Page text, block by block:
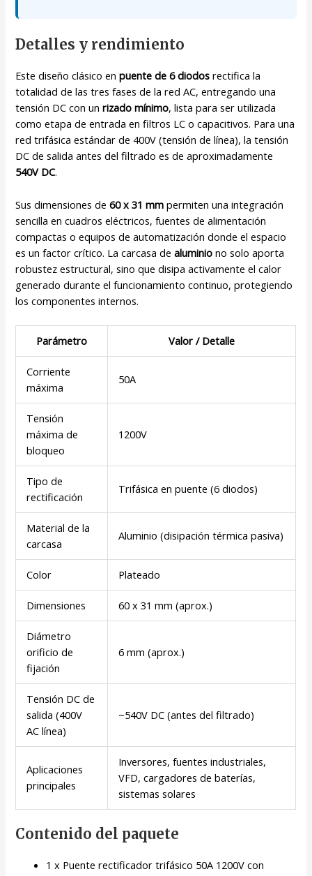
Detalles y rendimiento
Este diseño clásico enpuente de 6 diodos rectifica la
totalidad de las tres fases de la red AC, entregando una
tensión DC con unrizado mínimo, lista para ser utilizada
como etapa de entrada en filtros LC o capacitivos. Para una
red trifásica estándar de 400V (tensión de línea), la tensión
DC de salida antes del filtrado es de aproximadamente
540V DC.
Sus dimensiones de60 x 31 mm permiten una integración
sencilla en cuadros eléctricos, fuentes de alimentación
compactas o equipos de automatización donde el espacio
es un factor crítico. La carcasa dealuminio no solo aporta
robustez estructural, sino que disipa activamente el calor
generado durante el funcionamiento continuo, protegiendo
los componentes internos.
Parámetro Valor / Detalle
Corriente
máxima
50A
Tensión
máxima de
bloqueo
1200V
Tipo de
rectificación
Trifásica en puente (6 diodos)
Material de la
carcasa
Aluminio (disipación térmica pasiva)
Color Plateado
Dimensiones 60 x 31 mm (aprox.)
Diámetro
orificio de
fijación
6 mm (aprox.)
Tensión DC de
salida (400V
AC línea)
~540V DC (antes del filtrado)
Aplicaciones
principales
Inversores, fuentes industriales,
VFD, cargadores de baterías,
sistemas solares
Contenido del paquete
1 x Puente rectificador trifásico 50A 1200V con